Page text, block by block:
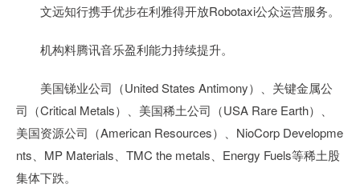
文远知行携手优步在利雅得开放Robotaxi公众运营服务。
机构料腾讯音乐盈利能力持续提升。
美国锑业公司（United States Antimony）、关键金属公
司（Critical Metals）、美国稀土公司（USA Rare Earth）、
美国资源公司（American Resources）、NioCorp Developme
nts、MP Materials、TMC the metals、Energy Fuels等稀土股
集体下跌。